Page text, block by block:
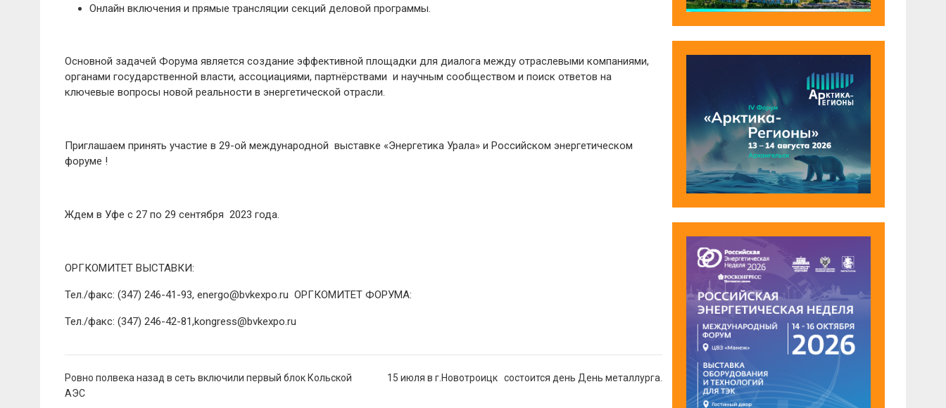
Онлайн включения и прямые трансляции секций деловой программы.
Основной задачей Форума является создание эффективной площадки для диалога между отраслевыми компаниями,
органами государственной власти, ассоциациями, партнёрствами и научным сообществом и поиск ответов на
ключевые вопросы новой реальности в энергетической отрасли.
Приглашаем принять участие в 29-ой международной выставке «Энергетика Урала» и Российском энергетическом
форуме !
Ждем в Уфе с 27 по 29 сентября 2023 года.
ОРГКОМИТЕТ ВЫСТАВКИ:
Тел./факс: (347) 246-41-93, energo@bvkexpo.ru ОРГКОМИТЕТ ФОРУМА:
Тел./факс: (347) 246-42-81,kongress@bvkexpo.ru
Навигация
по
Ровно полвека назад в сеть включили первый блок Кольской
АЭС
15 июля в г.Новотроицк состоится день День металлурга.